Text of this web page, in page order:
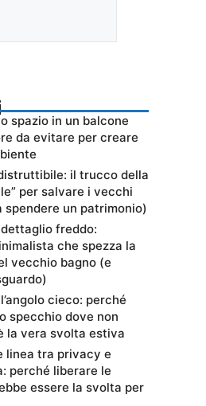
spazio in un balcone
da evitare per creare
il trucco della
per salvare i vecchi
spendere un patrimonio)
freddo:
che spezza la
vecchio bagno (e
cieco: perché
specchio dove non
la vera svolta estiva
linea tra privacy e
perché liberare le
essere la svolta per